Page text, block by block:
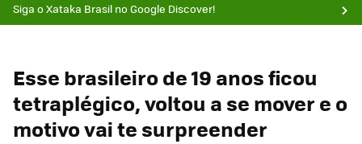
Siga o Xataka Brasil no Google Discover!
Esse brasileiro de 19 anos ficou
tetraplégico, voltou a se mover e o
motivo vai te surpreender